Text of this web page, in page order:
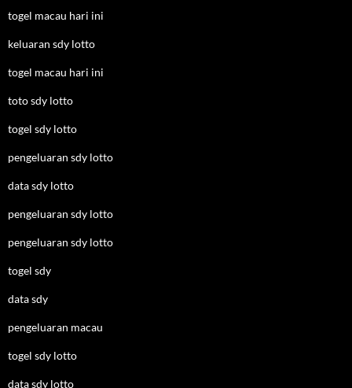
togel macau hari ini
keluaran sdy lotto
togel macau hari ini
toto sdy lotto
togel sdy lotto
pengeluaran sdy lotto
data sdy lotto
pengeluaran sdy lotto
pengeluaran sdy lotto
togel sdy
data sdy
pengeluaran macau
togel sdy lotto
data sdy lotto